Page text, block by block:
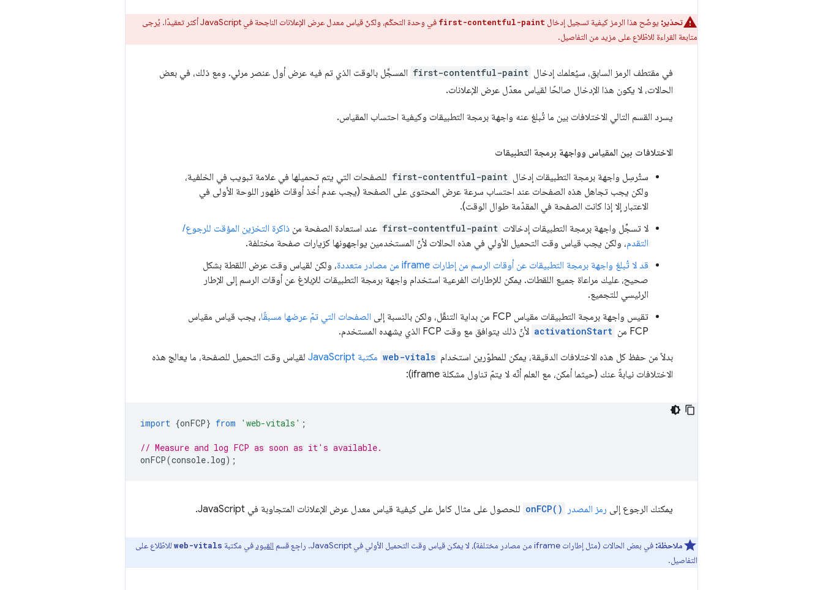
تحذير: يوضّح هذا الرمز كيفية تسجيل إدخال first-contentful-paint
في وحدة التحكّم، ولكنّ قياس معدل عرض الإعلانات الناجحة في JavaScript أكثر تعقيدًا. يُرجى
متابعة القراءة للاطّلاع على مزيد من التفاصيل.
في مقتطف الرمز السابق، سيُعلمك إدخال first-contentful-paint المسجَّل بالوقت الذي تم فيه عرض أول عنصر مرئي. ومع ذلك، في بعض
الحالات، لا يكون هذا الإدخال صالحًا لقياس معدّل عرض الإعلانات.
يسرد القسم التالي الاختلافات بين ما تُبلغ عنه واجهة برمجة التطبيقات وكيفية احتساب المقياس.
الاختلافات بين المقياس وواجهة برمجة التطبيقات
ستُرسِل واجهة برمجة التطبيقات إدخال first-contentful-paint للصفحات التي يتم تحميلها في علامة تبويب في الخلفية،
ولكن يجب تجاهل هذه الصفحات عند احتساب سرعة عرض المحتوى على الصفحة (يجب عدم أخذ أوقات ظهور اللوحة الأولى في
الاعتبار إلا إذا كانت الصفحة في المقدّمة طوال الوقت).
لا تسجِّل واجهة برمجة التطبيقات إدخالات first-contentful-paint عند استعادة الصفحة من ذاكرة التخزين المؤقت للرجوع/
التقدم، ولكن يجب قياس وقت التحميل الأولي في هذه الحالات لأنّ المستخدمين يواجهونها كزيارات صفحة مختلفة.
قد لا تُبلغ واجهة برمجة التطبيقات عن أوقات الرسم من إطارات iframe من مصادر متعددة
، ولكن لقياس وقت عرض اللقطة بشكل
صحيح، عليك مراعاة جميع اللقطات. يمكن للإطارات الفرعية استخدام واجهة برمجة التطبيقات للإبلاغ عن أوقات الرسم إلى الإطار
الرئيسي للتجميع.
تقيس واجهة برمجة التطبيقات مقياس FCP من بداية التنقّل، ولكن بالنسبة إلى
الصفحات التي تمّ عرضها مسبقًا، يجب قياس مقياس
FCP من
activationStart لأنّ ذلك يتوافق مع وقت FCP الذي يشهده المستخدم.
بدلاً من حفظ كل هذه الاختلافات الدقيقة، يمكن للمطوّرين استخدام web-vitals مكتبة JavaScript
لقياس وقت التحميل للصفحة، ما يعالج هذه
الاختلافات نيابةً عنك (حيثما أمكن، مع العلم أنّه لا يتمّ تناول مشكلة iframe):
import {onFCP} from 'web-vitals' ;
// Measure and log FCP as soon as it's available.
onFCP(console. log);
يمكنك الرجوع إلى رمز المصدر onFCP() للحصول على مثال كامل على كيفية قياس معدل عرض الإعلانات المتجاوبة في JavaScript.
ملاحظة: في بعض الحالات (مثل إطارات iframe من مصادر مختلفة)، لا يمكن قياس وقت التحميل الأولي في JavaScript. راجِع قسم القيود في مكتبة web-vitals للاطّلاع على
التفاصيل.